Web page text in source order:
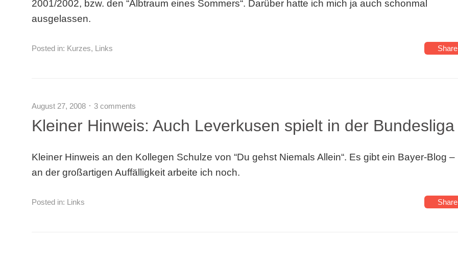
2001/2002, bzw. den “Albtraum eines Sommers“. Darüber hatte ich mich ja auch schonmal
ausgelassen.
Posted in: Kurzes, Links Share
August 27, 2008 3 comments
Kleiner Hinweis: Auch Leverkusen spielt in der Bundesliga
Kleiner Hinweis an den Kollegen Schulze von “Du gehst Niemals Allein“. Es gibt ein Bayer-Blog –
an der großartigen Auffälligkeit arbeite ich noch.
Posted in: Links Share